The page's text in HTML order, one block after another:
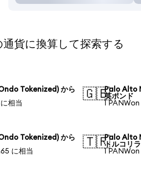
に換算して探索する
Tokenized) から
相当
🇬🇧Palo Alto
英ポンド
1
Tokenized) から
に相当
🇹🇷Palo Alto
トルコリラ
1 PANWon